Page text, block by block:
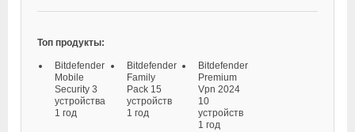
Топ продукты:
Bitdefender
Mobile
Security 3
устройства
1 год
Bitdefender
Family
Pack 15
устройств
1 год
Bitdefender
Premium
Vpn 2024
10
устройств
1 год